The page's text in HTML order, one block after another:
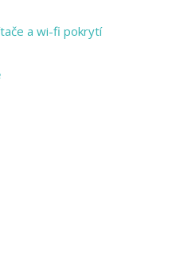
a wi-fi pokrytí